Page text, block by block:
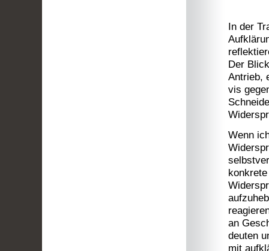
In der
Der
Antrieb,
vis
Wenn
an
deuten
mit